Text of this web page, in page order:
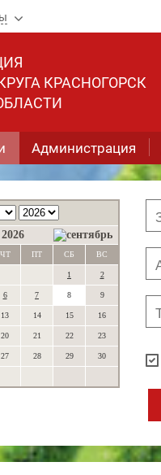
КРАСНОГОРСК
Администрация
2026
ЧТ ПТ СБ ВС
1 2
6 7 8 9
13 14 15 16
20 21 22 23
27 28 29 30